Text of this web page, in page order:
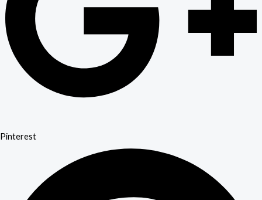
Pinterest